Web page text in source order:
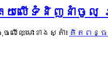
យលើទំនិញនាំចូល
ឈ្មោះខាងស្តាំ៖ គិតពន្ធ